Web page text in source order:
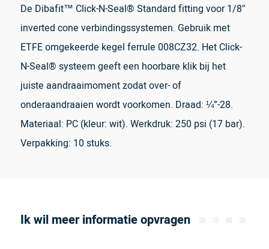
De Dibafit™ Click-N-Seal® Standard fitting voor 1/8″
inverted cone verbindingssystemen. Gebruik met
ETFE omgekeerde kegel ferrule 008CZ32. Het Click-
N-Seal® systeem geeft een hoorbare klik bij het
juiste aandraaimoment zodat over- of
onderaandraaien wordt voorkomen. Draad: ¼”-28.
Materiaal: PC (kleur: wit). Werkdruk: 250 psi (17 bar).
Verpakking: 10 stuks.
Ik wil meer informatie opvragen